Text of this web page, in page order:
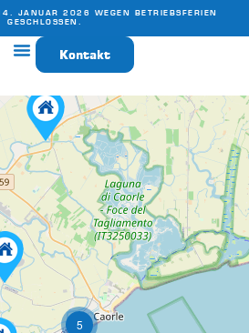
JANUAR 2026 WEGEN BETRIEBSFERIEN
GESCHLOSSEN.
Kontakt
5